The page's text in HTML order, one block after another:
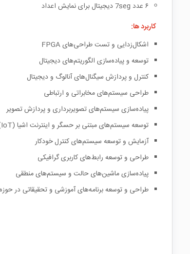
۶ عدد 7seg دیجیتال برای نمایش اعداد
کاربرد ها:
اشکال‌زدایی و تست طراحی‌های FPGA
توسعه و پیاده‌سازی الگوریتم‌های دیجیتال
کنترل و پردازش سیگنال‌های آنالوگ و دیجیتال
طراحی سیستم‌های مخابراتی و ارتباطی
پیاده‌سازی سیستم‌های تصویربرداری و پردازش تصویر
توسعه سیستم‌های مبتنی بر حسگر و اینترنت اشیا (IoT)
آزمایش و توسعه سیستم‌های کنترل خودکار
طراحی و توسعه رابط‌های کاربری گرافیکی
پیاده‌سازی ماشین‌های حالت و سیستم‌های منطقی
طراحی و توسعه برنامه‌های آموزشی و تحقیقاتی در حوزه FPGA